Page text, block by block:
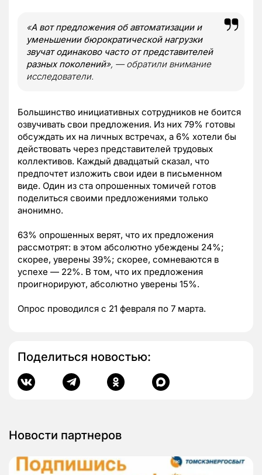
«А вот предложения об автоматизации и
уменьшении бюрократической нагрузки
звучат одинаково часто от представителей
разных поколений», — обратили внимание
исследователи.
Большинство инициативных сотрудников не боится
озвучивать свои предложения. Из них 79% готовы
обсуждать их на личных встречах, а 6% хотели бы
действовать через представителей трудовых
коллективов. Каждый двадцатый сказал, что
предпочтет изложить свои идеи в письменном
виде. Один из ста опрошенных томичей готов
поделиться своими предложениями только
анонимно.
63% опрошенных верят, что их предложения
рассмотрят: в этом абсолютно убеждены 24%;
скорее, уверены 39%; скорее, сомневаются в
успехе — 22%. В том, что их предложения
проигнорируют, абсолютно уверены 15%.
Опрос проводился с 21 февраля по 7 марта.
Поделиться новостью:
Новости партнеров